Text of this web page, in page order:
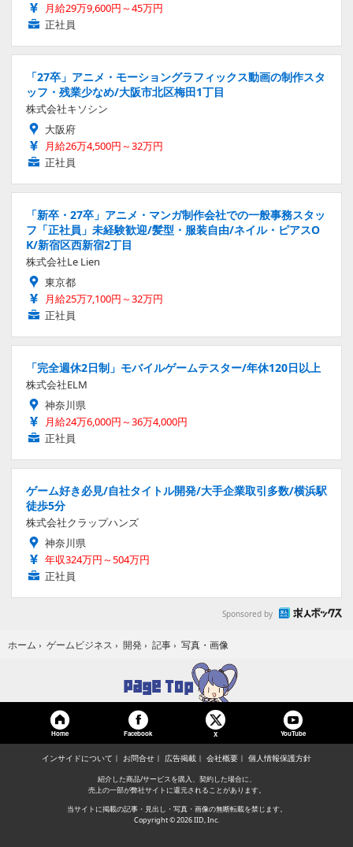
月給29万9,600円～45万円
正社員
「27卒」アニメ・モーショングラフィックス動画の制作スタ
ッフ・残業少なめ/大阪市北区梅田1丁目
株式会社キソシン
大阪府
月給26万4,500円～32万円
正社員
「新卒・27卒」アニメ・マンガ制作会社での一般事務スタッ
フ「正社員」未経験歓迎/髪型・服装自由/ネイル・ピアスO
K/新宿区西新宿2丁目
株式会社Le Lien
東京都
月給25万7,100円～32万円
正社員
「完全週休2日制」モバイルゲームテスター/年休120日以上
株式会社ELM
神奈川県
月給24万6,000円～36万4,000円
正社員
ゲーム好き必見/自社タイトル開発/大手企業取引多数/横浜駅
徒歩5分
株式会社クラップハンズ
神奈川県
年収324万円～504万円
正社員
Sponsored by
ホーム › ゲームビジネス › 開発 › 記事 › 写真・画像
Home Facebook X YouTube
インサイドについて お問合せ 広告掲載 会社概要 個人情報保護方針
紹介した商品/サービスを購入、契約した場合に、
売上の一部が弊社サイトに還元されることがあります。
当サイトに掲載の記事・見出し・写真・画像の無断転載を禁じます。
Copyright © 2026 IID, Inc.